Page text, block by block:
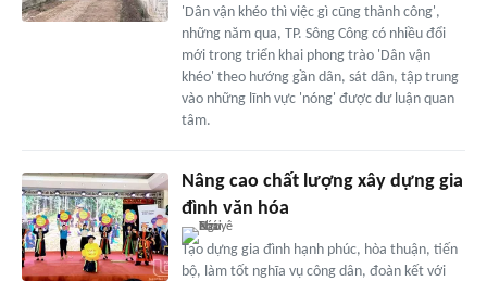
'Dân vận khéo thì việc gì cũng thành công',
những năm qua, TP. Sông Công có nhiều đổi
mới trong triển khai phong trào 'Dân vận
khéo' theo hướng gần dân, sát dân, tập trung
vào những lĩnh vực 'nóng' được dư luận quan
tâm.
Nâng cao chất lượng xây dựng gia
đình văn hóa
Tạo dựng gia đình hạnh phúc, hòa thuận, tiến
bộ, làm tốt nghĩa vụ công dân, đoàn kết với